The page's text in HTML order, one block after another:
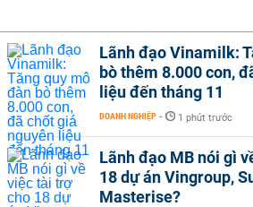
Lãnh đạo Vinamilk:
bò thêm 8.000 con,
liệu đến tháng 11
DOANH NGHIỆP - 1 phút trước
Lãnh đạo MB nói gì
18 dự án Vingroup,
Masterise?